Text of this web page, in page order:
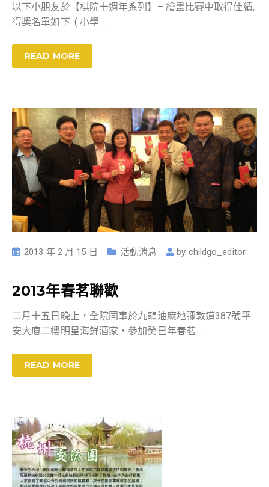
以下小朋友於【棋院十週年系列】– 繪畫比賽中取得佳績,
得獎名單如下: ( 小學
READ MORE
2013 年 2 月 15 日 活動消息 by childgo_editor
2013年春茗聯歡
二月十五日晚上，全院同事於九龍油麻地彌敦道387號平
安大廈二樓明星海鮮酒家，參加癸巳年春茗
READ MORE